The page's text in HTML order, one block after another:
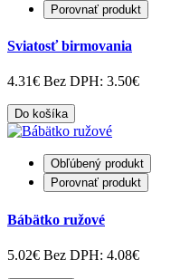
Porovnať produkt
Sviatosť birmovania
4.31€ Bez DPH: 3.50€
Do košíka
Obľúbený produkt
Porovnať produkt
Bábätko ružové
5.02€ Bez DPH: 4.08€